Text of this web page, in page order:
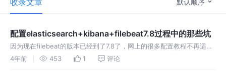
默认顺序
配置elasticsearch+kibana+filebeat7.8过程中的那些坑
因为现在filebeat的版本已经到了7.8了，网上的很多配置教程不再适
用，写这个主要是把几个需要注意的地方记录下来。由于过程比较曲
4年前 453 1 评论